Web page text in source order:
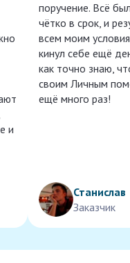
и
поручение. Всё
чётко в срок, и
всем моим
кинул себе ещё
как точно знаю,
своим Личным
ещё много раз!
Станислав
Заказчик